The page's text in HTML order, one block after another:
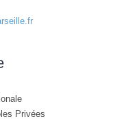
Privées